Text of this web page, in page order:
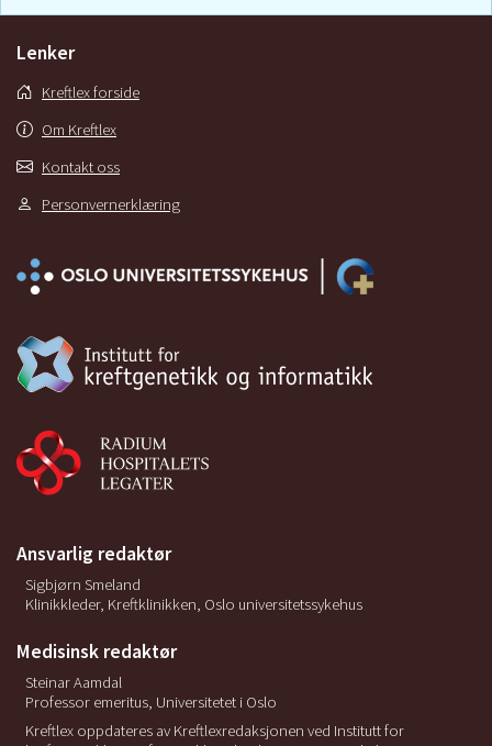
Lenker
Kreftlex forside
Om Kreftlex
Kontakt oss
Personvernerklæring
Ansvarlig redaktør
Sigbjørn Smeland
Klinikkleder, Kreftklinikken, Oslo universitetssykehus
Medisinsk redaktør
Steinar Aamdal
Professor emeritus, Universitetet i Oslo
Kreftlex oppdateres av Kreftlexredaksjonen ved Institutt for